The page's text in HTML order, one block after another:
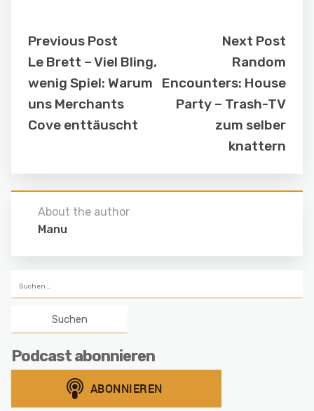
Previous Post
Le Brett – Viel Bling,
wenig Spiel: Warum
uns Merchants
Cove enttäuscht
Next Post
Random
Encounters: House
Party – Trash-TV
zum selber
knattern
About the author
Manu
nach:
Podcast abonnieren